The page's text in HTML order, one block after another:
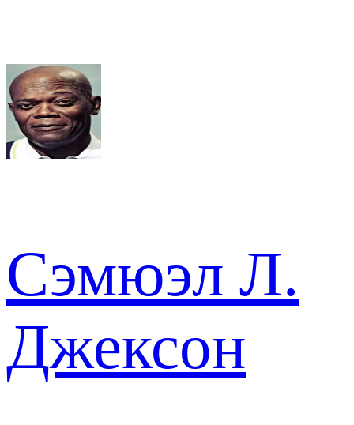
Сэмюэл Л.
Джексон